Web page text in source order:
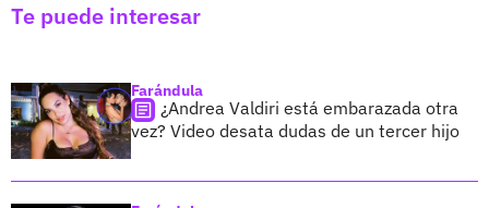
Te puede interesar
Farándula
¿Andrea Valdiri está embarazada otra
vez? Video desata dudas de un tercer hijo